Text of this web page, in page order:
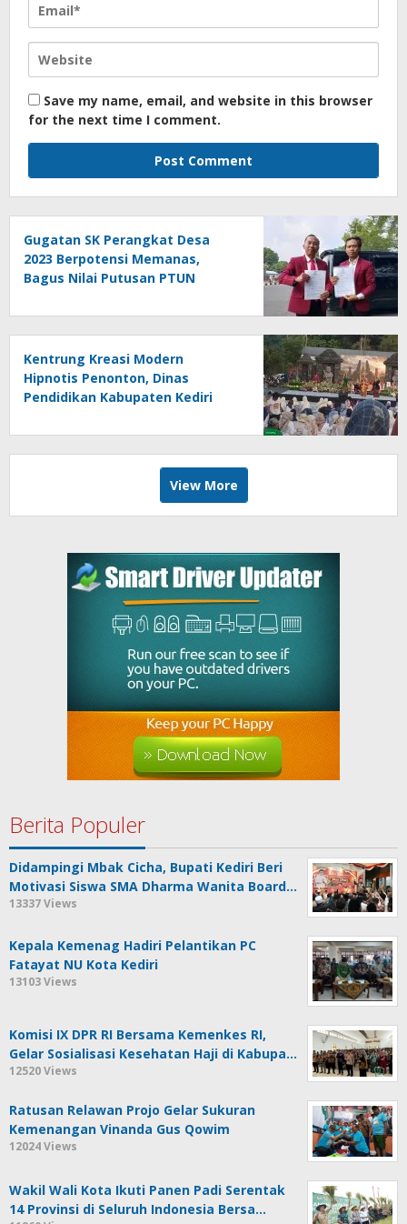
Save my name, email, and website in this browser
for the next time I comment.
Gugatan SK Perangkat Desa
2023 Berpotensi Memanas,
Bagus Nilai Putusan PTUN
Kentrung Kreasi Modern
Hipnotis Penonton, Dinas
Pendidikan Kabupaten Kediri
View More
Berita Populer
Didampingi Mbak Cicha, Bupati Kediri Beri
Motivasi Siswa SMA Dharma Wanita Board…
13337 Views
Kepala Kemenag Hadiri Pelantikan PC
Fatayat NU Kota Kediri
13103 Views
Komisi IX DPR RI Bersama Kemenkes RI,
Gelar Sosialisasi Kesehatan Haji di Kabupa…
12520 Views
Ratusan Relawan Projo Gelar Sukuran
Kemenangan Vinanda Gus Qowim
12024 Views
Wakil Wali Kota Ikuti Panen Padi Serentak
14 Provinsi di Seluruh Indonesia Bersa…